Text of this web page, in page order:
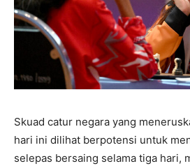
Skuad catur negara yang
hari ini dilihat berpotensi untuk
selepas bersaing selama tiga hari,